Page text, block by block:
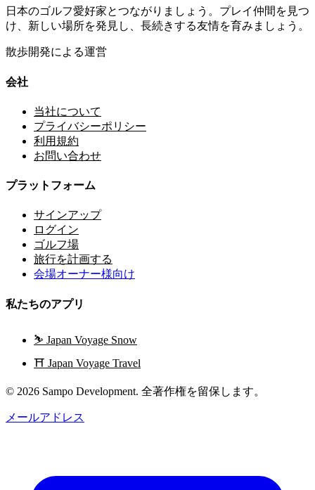
日本のゴルフ愛好家とつながりましょう。プレイ仲間を見つ
け、新しい場所を発見し、長続きする友情を育みましょう。
散歩開発による運営
会社
当社について
プライバシーポリシー
利用規約
お問い合わせ
プラットフォーム
サインアップ
ログイン
ゴルフ場
旅行を計画する
会場オーナー様向け
私たちのアプリ
⛷️ Japan Voyage Snow
⛩️ Japan Voyage Travel
© 2026 Sampo Development. 全著作権を留保します。
メールアドレス